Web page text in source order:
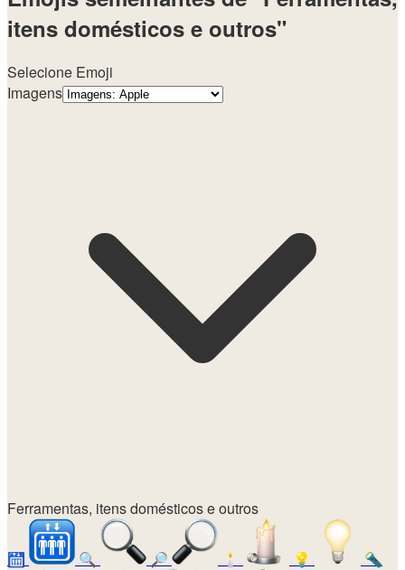
itens domésticos e outros"
Selecione Emoji
Imagens
Ferramentas, itens domésticos e outros
🛗 🔍 🔎 🕯️ 💡 🔦